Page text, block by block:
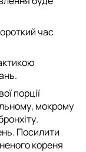
час
порції
мокрому
Посилити
кореня